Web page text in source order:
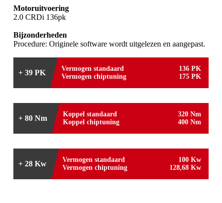
Motoruitvoering
2.0 CRDi 136pk
Bijzonderheden
Procedure: Originele software wordt uitgelezen en aangepast.
+ 39 PK Vermogen standaard
136 PK
Vermogen chiptuning
175 PK
+ 80 Nm Koppel standaard
320 Nm
Koppel chiptuning
400 Nm
+ 28 Kw Vermogen standaard
100 Kw
Vermogen chiptuning
128,68 Kw